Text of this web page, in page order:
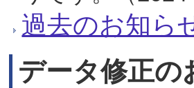
過去のお知ら
データ修正の